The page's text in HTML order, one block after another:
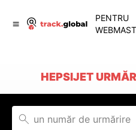
PENTRU
HEPSIJET